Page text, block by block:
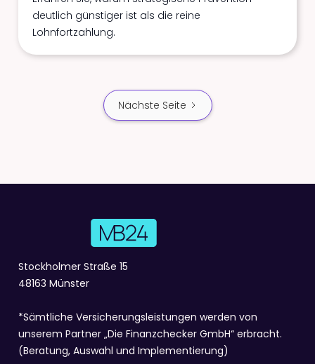
deutlich günstiger ist als die reine
Lohnfortzahlung.
Nächste Seite
Stockholmer Straße 15
48163 Münster
*Sämtliche Versicherungsleistungen werden von
unserem Partner „Die Finanzchecker GmbH“ erbracht.
(Beratung, Auswahl und Implementierung)